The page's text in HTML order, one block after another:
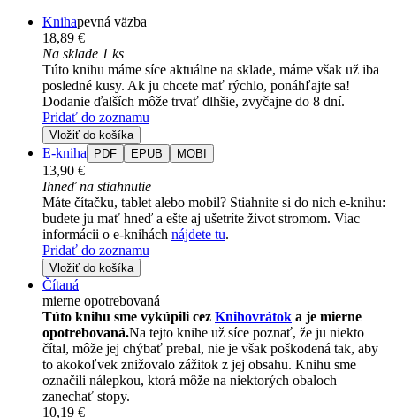
Knihapevná väzba
18,89 €
Na sklade 1 ks
Túto knihu máme síce aktuálne na sklade, máme však už iba
posledné kusy. Ak ju chcete mať rýchlo, ponáhľajte sa!
Dodanie ďalších môže trvať dlhšie, zvyčajne do 8 dní.
Pridať do zoznamu
Vložiť do košíka
E-kniha PDF EPUB MOBI
13,90 €
Ihneď na stiahnutie
Máte čítačku, tablet alebo mobil? Stiahnite si do nich e-knihu:
budete ju mať hneď a ešte aj ušetríte život stromom. Viac
informácii o e-knihách nájdete tu.
Pridať do zoznamu
Vložiť do košíka
Čítaná
mierne opotrebovaná
Túto knihu sme vykúpili cez Knihovrátok a je mierne
opotrebovaná.Na tejto knihe už síce poznať, že ju niekto
čítal, môže jej chýbať prebal, nie je však poškodená tak, aby
to akokoľvek znižovalo zážitok z jej obsahu. Knihu sme
označili nálepkou, ktorá môže na niektorých obaloch
zanechať stopy.
10,19 €